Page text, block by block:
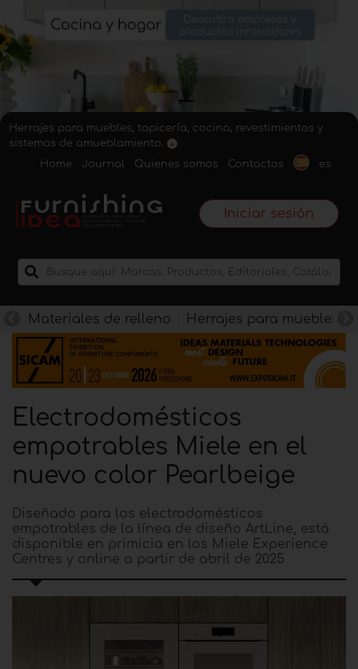
Herrajes para muebles, tapicería, cocina, revestimientos y
sistemas de amueblamiento.
Home
Journal Quienes somos Contactos es
Iniciar sesión
Materiales de relleno Herrajes para muebles
Electrodomésticos
empotrables Miele en el
nuevo color Pearlbeige
Diseñado para los electrodomésticos
empotrables de la línea de diseño ArtLine, está
disponible en primicia en los Miele Experience
Centres y online a partir de abril de 2025